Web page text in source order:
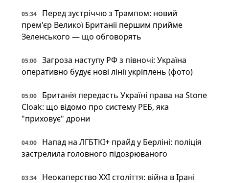
05:34
Перед зустріччю з Трампом: новий
прем'єр Великої Британії першим прийме
Зеленського — що обговорять
05:00
Загроза наступу РФ з півночі: Україна
оперативно будує нові лінії укріплень (фото)
05:00
Британія передасть Україні права на Stone
Cloak: що відомо про систему РЕБ, яка
"приховує" дрони
04:00
Напад на ЛГБТКІ+ прайд у Берліні: поліція
застрелила головного підозрюваного
03:34
Неокаперство XXI століття: війна в Ірані